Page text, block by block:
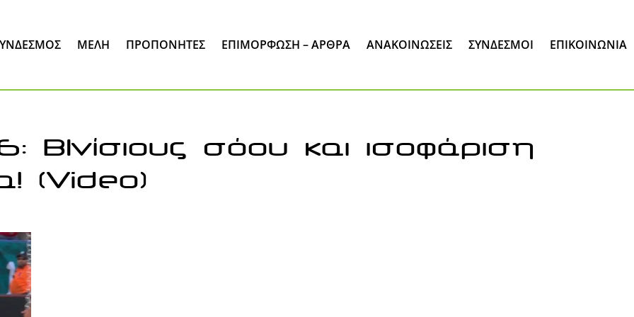
ΜΈΛΗ ΠΡΟΠΟΝΗΤΕΣ ΕΠΙΜΌΡΦΩΣΗ – ΆΡΘΡΑ ΑΝΑΚΟΙΝΏΣΕΙΣ ΣΎΝΔΕΣΜΟΙ ΕΠΙΚΟΙΝΩΝΊΑ
ΒΙνίσιους σόου και ισοφάριση
(Video)